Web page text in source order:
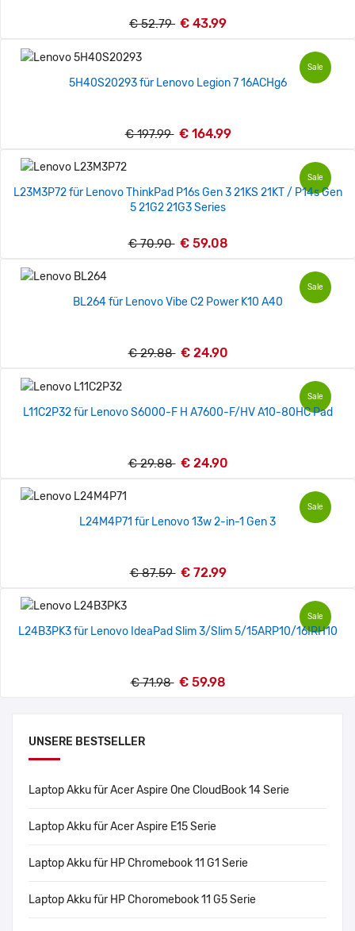
UNSERE BESTSELLER
Laptop Akku für Acer Aspire One CloudBook 14 Serie
Laptop Akku für Acer Aspire E15 Serie
Laptop Akku für HP Chromebook 11 G1 Serie
Laptop Akku für HP Choromebook 11 G5 Serie
€ 52.79 € 43.99
Sale
5H40S20293 für Lenovo Legion 7 16ACHg6
€ 197.99 € 164.99
Sale
L23M3P72 für Lenovo ThinkPad P16s Gen 3 21KS 21KT / P14s Gen
5 21G2 21G3 Series
€ 70.90 € 59.08
Sale
BL264 für Lenovo Vibe C2 Power K10 A40
€ 29.88 € 24.90
Sale
L11C2P32 für Lenovo S6000-F H A7600-F/HV A10-80HC Pad
€ 29.88 € 24.90
Sale
L24M4P71 für Lenovo 13w 2-in-1 Gen 3
€ 87.59 € 72.99
Sale
L24B3PK3 für Lenovo IdeaPad Slim 3/Slim 5/15ARP10/16IRH10
€ 71.98 € 59.98